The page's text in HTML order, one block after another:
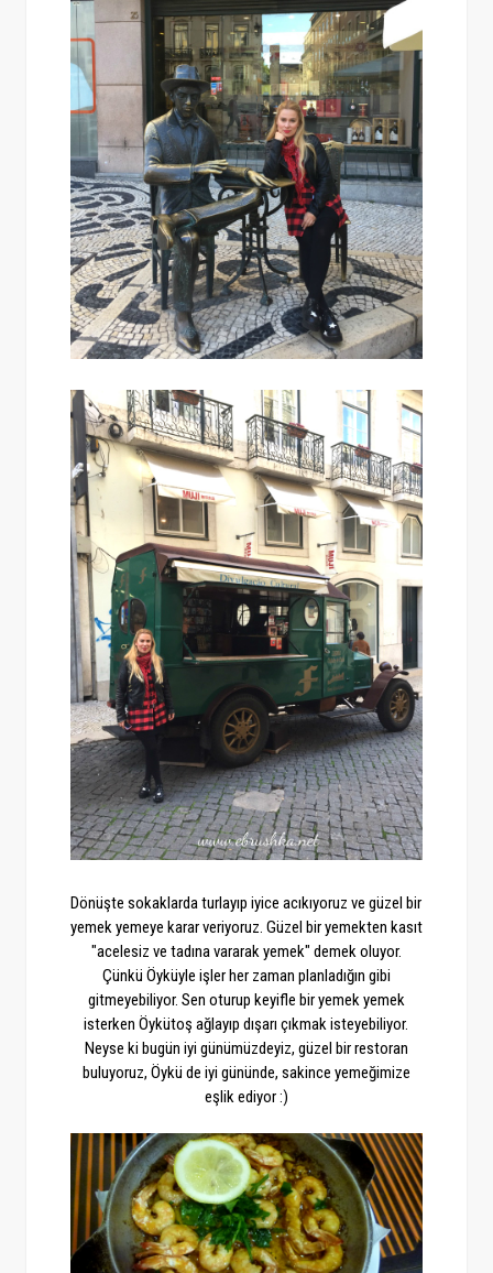
Dönüşte sokaklarda turlayıp iyice acıkıyoruz ve güzel bir
yemek yemeye karar veriyoruz. Güzel bir yemekten kasıt
"acelesiz ve tadına vararak yemek" demek oluyor.
Çünkü Öyküyle işler her zaman planladığın gibi
gitmeyebiliyor. Sen oturup keyifle bir yemek yemek
isterken Öykütoş ağlayıp dışarı çıkmak isteyebiliyor.
Neyse ki bugün iyi günümüzdeyiz, güzel bir restoran
buluyoruz, Öykü de iyi gününde, sakince yemeğimize
eşlik ediyor :)